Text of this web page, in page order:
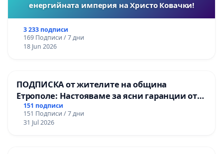
енергийната империя на Христо Ковачки!
3 233 подписи
169 Подписи / 7 дни
18 Jun 2026
ПОДПИСКА от жителите на община
Етрополе: Настояваме за ясни гаранции от
“Елаците-МЕД” АД и от държавата, че ще се
изпълнят всички екологични норми!
151 подписи
151 Подписи / 7 дни
31 Jul 2026